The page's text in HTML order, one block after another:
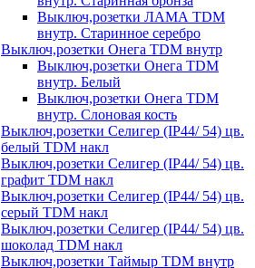
Выключ,розетки ЛАМА TDM
внутр. Старинное серебро
Выключ,розетки Онега TDM внутр
Выключ,розетки Онега TDM
внутр. Белый
Выключ,розетки Онега TDM
внутр. Слоновая кость
Выключ,розетки Селигер (IP44/ 54) цв.
белый TDM накл
Выключ,розетки Селигер (IP44/ 54) цв.
графит TDM накл
Выключ,розетки Селигер (IP44/ 54) цв.
серый TDM накл
Выключ,розетки Селигер (IP44/ 54) цв.
шоколад TDM накл
Выключ,розетки Таймыр TDM внутр